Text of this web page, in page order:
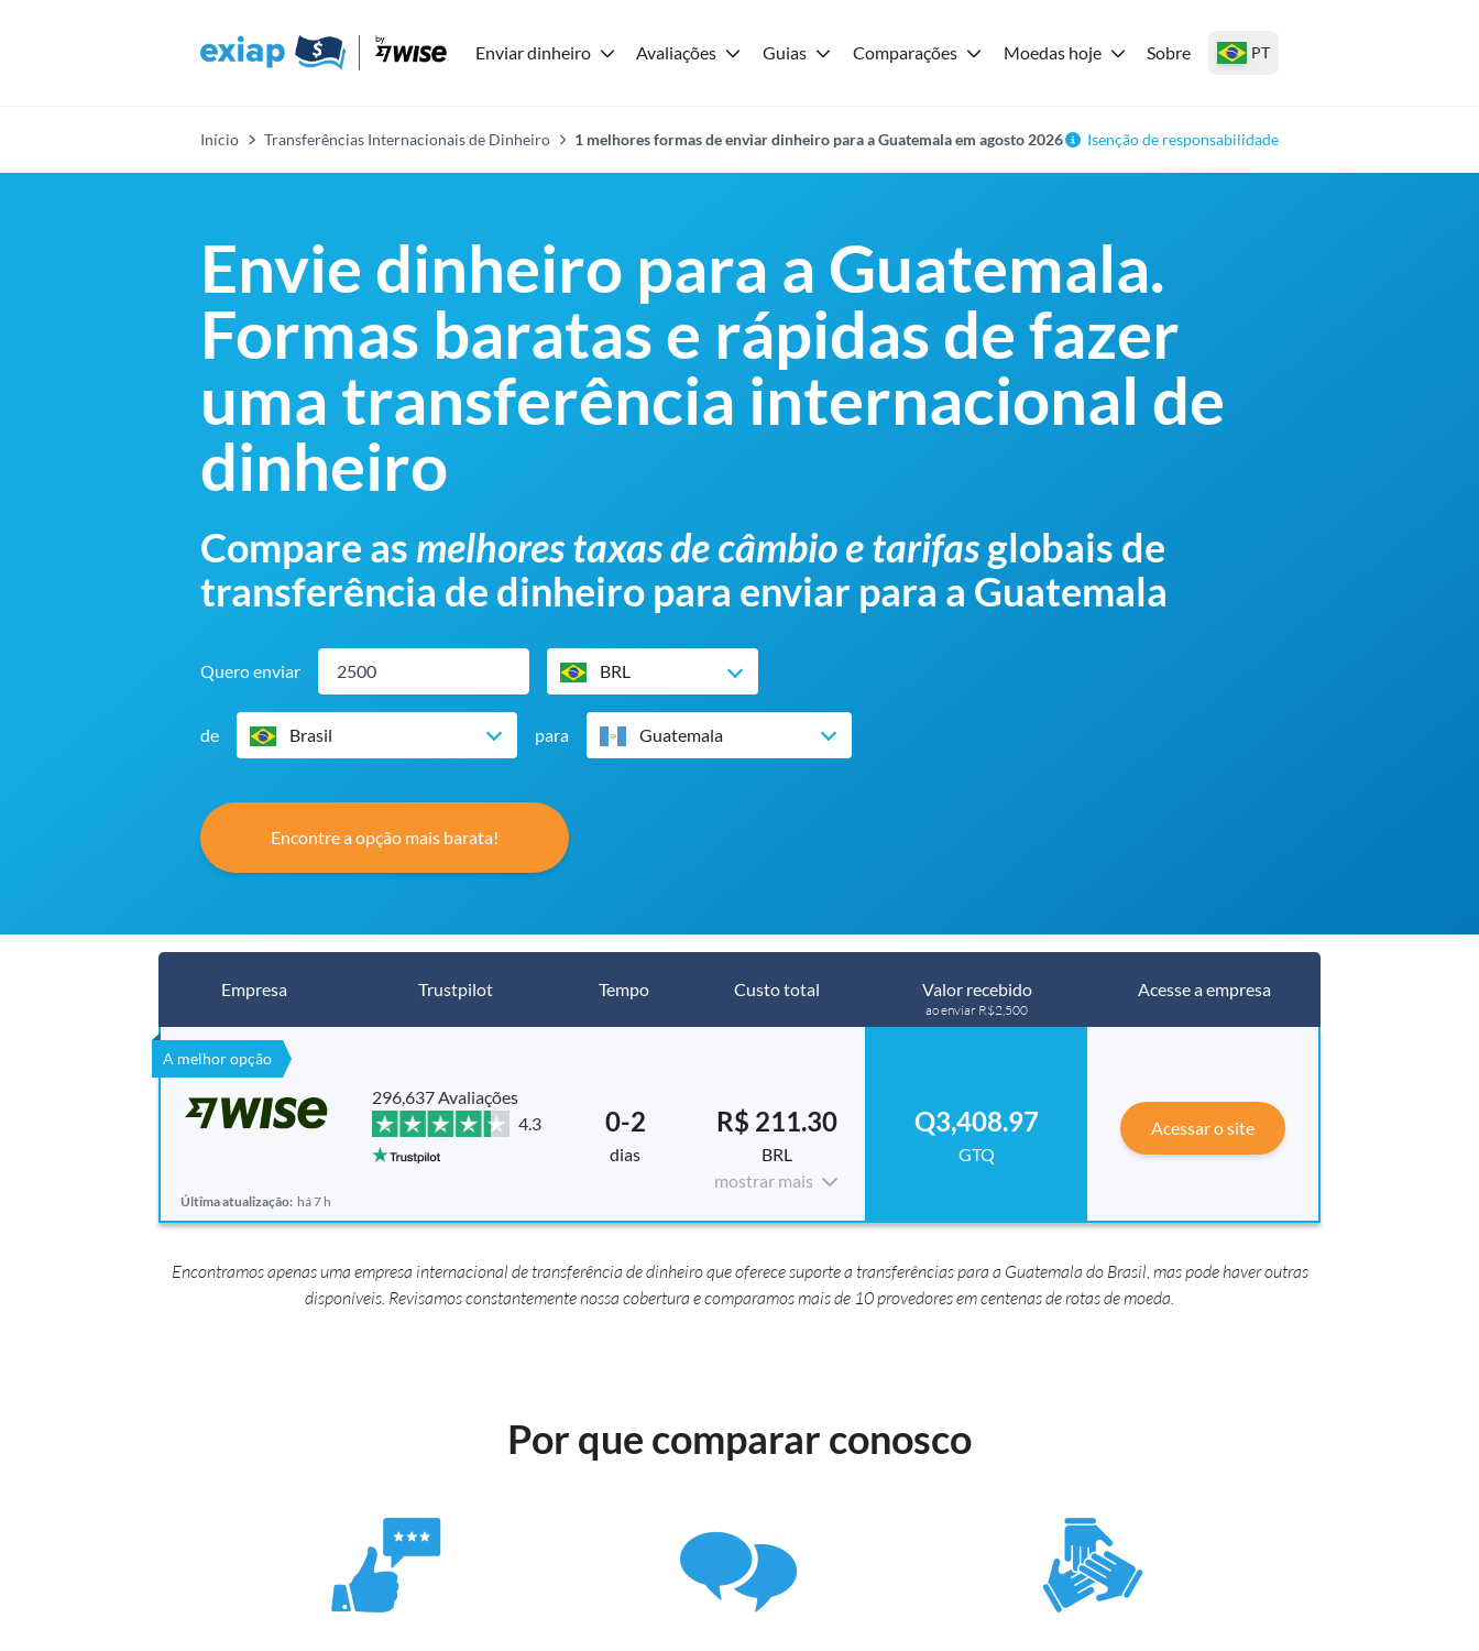
Enviar dinheiro Avaliações Guias Comparações Moedas hoje Sobre PT
Início Transferências Internacionais de Dinheiro 1 melhores formas de enviar dinheiro para a Guatemala em agosto 2026 Isenção de responsabilidade
Envie dinheiro para a Guatemala.
Formas baratas e rápidas de fazer
uma transferência internacional de
dinheiro
Compare as melhores taxas de câmbio e tarifasglobais de
transferência de dinheiro para enviar para a Guatemala
Quero enviar BRL
de Brasil para Guatemala
Encontre a opção mais barata!
Empresa Trustpilot Tempo Custo total Valor recebido
ao enviar R$2,500
Acesse a empresa
A melhor opção
Última atualização: há 7 h
296,637 Avaliações
4.3
0-2
dias
R$ 211.30
BRL
mostrar mais
Q3,408.97
GTQ
Acessar o site
Encontramos apenas uma empresa internacional de transferência de dinheiro que oferece suporte a transferências para a Guatemala do Brasil, mas pode haver outras
disponíveis. Revisamos constantemente nossa cobertura e comparamos mais de 10 provedores em centenas de rotas de moeda.
Por que comparar conosco